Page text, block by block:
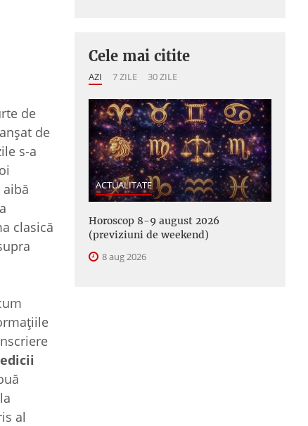
de
de
s-a
clasică
al
Cele mai citite
AZI 7 ZILE 30 ZILE
ACTUALITATE
Horoscop 8-9 august 2026
(previziuni de weekend)
8 aug 2026